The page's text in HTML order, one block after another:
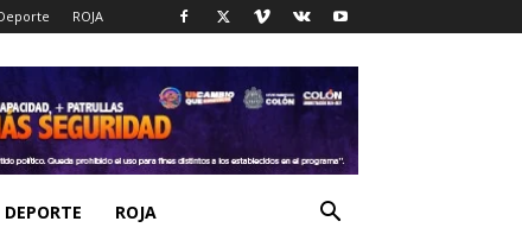
ROJA
DEPORTE ROJA